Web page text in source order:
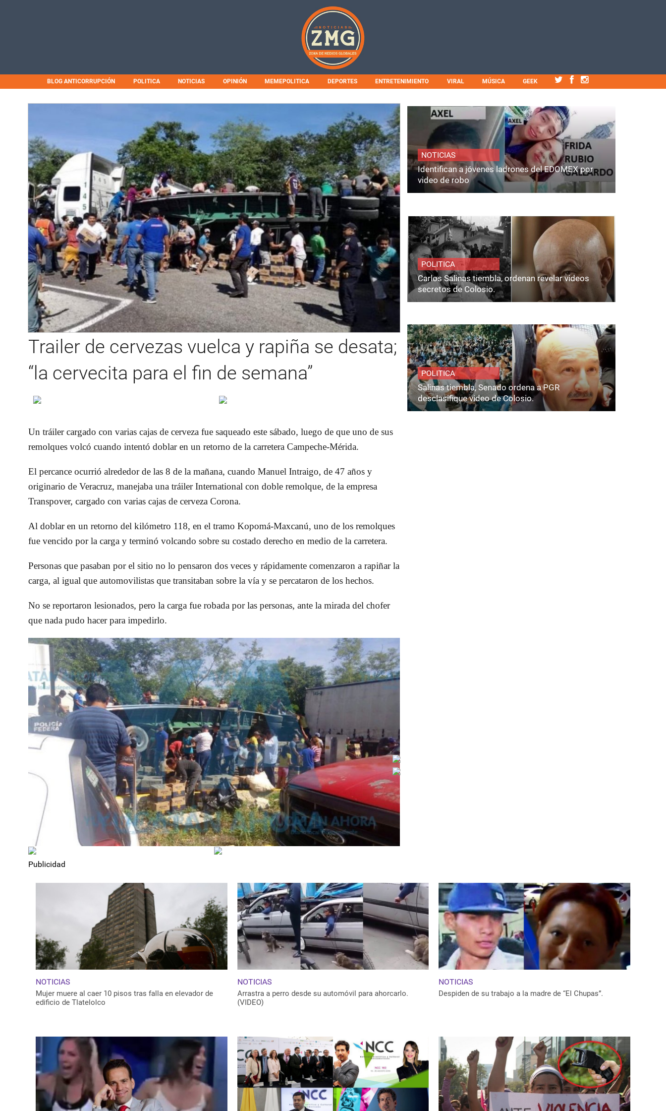
BLOG ANTICORRUPCIÓN POLITICA NOTICIAS OPINIÓN MEMEPOLITICA DEPORTES ENTRETENIMIENTO VIRAL MÚSICA GEEK
Trailer de cervezas vuelca y rapiña se desata;
“la cervecita para el fin de semana”
Un tráiler cargado con varias cajas de cerveza fue saqueado este sábado, luego de que uno de sus
remolques volcó cuando intentó doblar en un retorno de la carretera Campeche-Mérida.
El percance ocurrió alrededor de las 8 de la mañana, cuando Manuel Intraigo, de 47 años y
originario de Veracruz, manejaba una tráiler International con doble remolque, de la empresa
Transpover, cargado con varias cajas de cerveza Corona.
Al doblar en un retorno del kilómetro 118, en el tramo Kopomá-Maxcanú, uno de los remolques
fue vencido por la carga y terminó volcando sobre su costado derecho en medio de la carretera.
Personas que pasaban por el sitio no lo pensaron dos veces y rápidamente comenzaron a rapiñar la
carga, al igual que automovilistas que transitaban sobre la vía y se percataron de los hechos.
No se reportaron lesionados, pero la carga fue robada por las personas, ante la mirada del chofer
que nada pudo hacer para impedirlo.
Publicidad
NOTICIAS
Identifican a jóvenes ladrones del EDOMEX por
video de robo
POLITICA
Carlos Salinas tiembla, ordenan revelar videos
secretos de Colosio.
POLITICA
Salinas tiembla, Senado ordena a PGR
desclasifique video de Colosio.
NOTICIAS
Mujer muere al caer 10 pisos tras falla en elevador de
edificio de Tlatelolco
NOTICIAS
Arrastra a perro desde su automóvil para ahorcarlo.
(VIDEO)
NOTICIAS
Despiden de su trabajo a la madre de “El Chupas”.